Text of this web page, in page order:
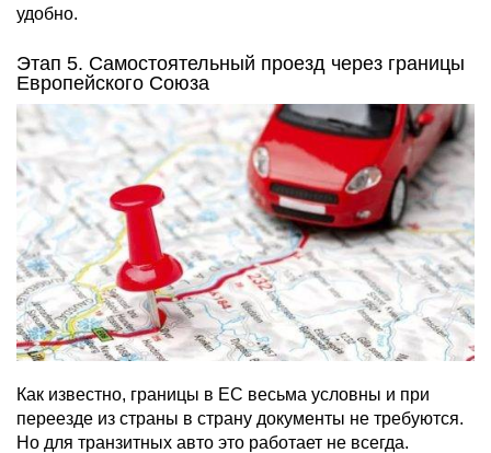
удобно.
Этап 5. Самостоятельный проезд через границы
Европейского Союза
Как известно, границы в ЕС весьма условны и при
переезде из страны в страну документы не требуются.
Но для транзитных авто это работает не всегда.